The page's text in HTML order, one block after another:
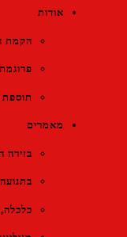
הקמת הפורום
פרוגמת הקמת
תוספת לפרוגרמת
מאמרים
בזירה
בתנועה
כלכלה, חברה